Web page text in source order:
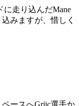
に走り込んだMane
みますが、惜しく
ースへGrjic選手か